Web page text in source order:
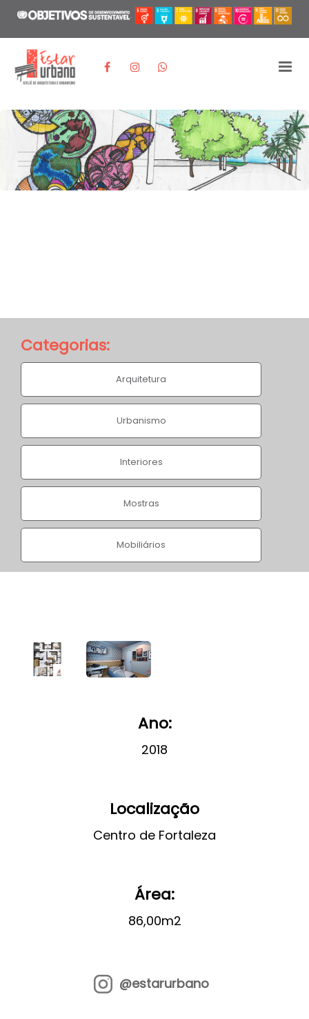
Apto Régia
Home / Projetos / Apto Régia
Categorias:
Arquitetura
Urbanismo
Interiores
Mostras
Mobiliários
Ano:
2018
Localização
Centro de Fortaleza
Área:
86,00m2
@estarurbano